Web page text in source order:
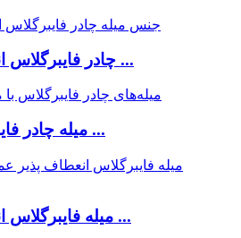
چادر فایبرگلاس انعطاف پذیر ...
میله چادر فایبرگلاس بلند ...
میله فایبرگلاس انعطاف پذیر ...